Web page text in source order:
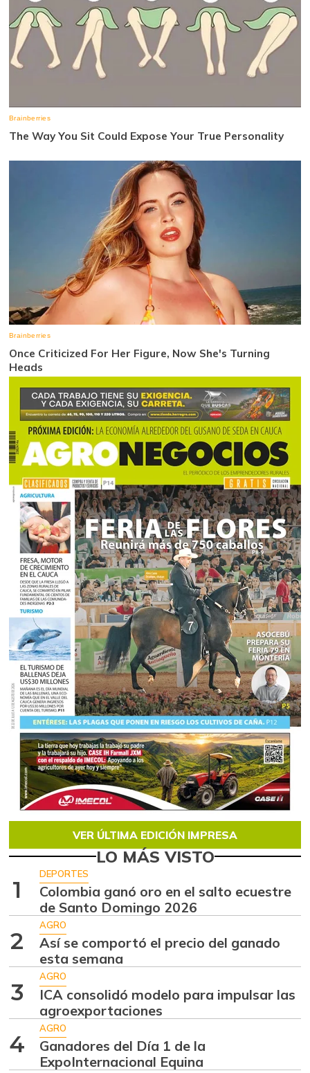
VER ÚLTIMA EDICIÓN IMPRESA
LO MÁS VISTO
1
DEPORTES
Colombia ganó oro en el salto ecuestre
de Santo Domingo 2026
2
AGRO
Así se comportó el precio del ganado
esta semana
3
AGRO
ICA consolidó modelo para impulsar las
agroexportaciones
4
AGRO
Ganadores del Día 1 de la
ExpoInternacional Equina